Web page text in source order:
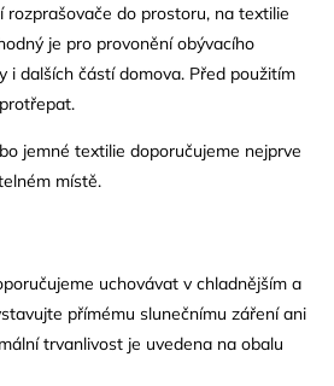
rozprašovače do prostoru, na textilie
je pro provonění obývacího
i dalších částí domova. Před použitím
jemné textilie doporučujeme nejprve
místě.
uchovávat v chladnějším a
přímému slunečnímu záření ani
trvanlivost je uvedena na obalu